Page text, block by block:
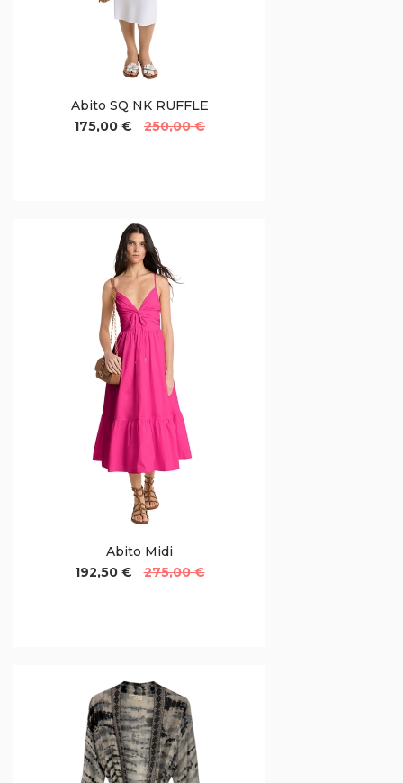
Abito SQ NK RUFFLE
175,00 €
250,00 €
Abito Midi
192,50 €
275,00 €